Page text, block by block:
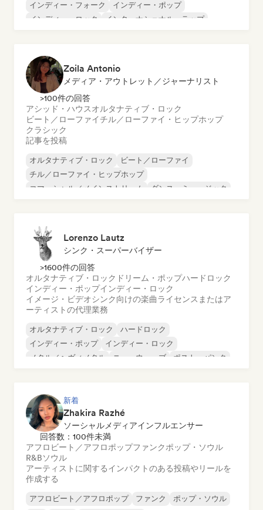
インディー・フォーク
インディー・ポップ
インディー・ロック
インターナショナル・ラップ
Zoila Antonio
メディア・アウトレット／ジャーナリスト
>100件の回答
アシッド・ハウスオルタナティブ・ロック
ビート／ローファイチル／ローファイ・ヒップホップ
クラシック
記事を投稿
オルタナティブ・ロック
ビート／ローファイ
チル／ローファイ・ヒップホップ
コマーシャル／メインストリーム
ダンス・ミュージック
Lorenzo Lautz
シンク・スーパーバイザー
>1600件の回答
オルタナティブ・ロック ドリーム・ポップハードロック
インディー・ポップインディー・ロック
イメージ・ビデオシンク向けの楽曲ライセンスまたはア
ーティストの代理業務
オルタナティブ・ロック
ハードロック
インディー・ポップ
インディー・ロック
メタル／ヘヴィメタル
ニューウェーブ
ポスト・パンク
新着
Zhakira Razhé
ソーシャルメディアインフルエンサー
回答数：100件未満
アフロビート／アフロポップファンクポップ・ソウル
R&Bソウル
アーティストに関するインパクトのある投稿やリールを
作成する
アフロビート／アフロポップ ファンク ポップ・ソウル